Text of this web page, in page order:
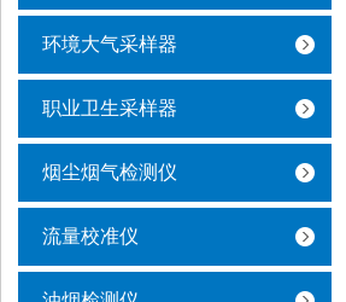
环境大气采样器
职业卫生采样器
烟尘烟气检测仪
流量校准仪